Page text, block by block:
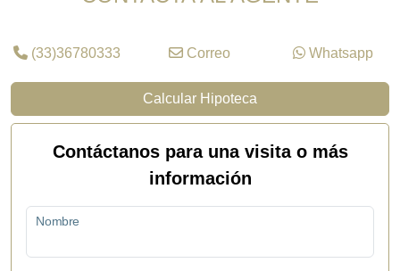
(33)36780333 Correo Whatsapp
Calcular Hipoteca
Contáctanos para una visita o más
información
Nombre